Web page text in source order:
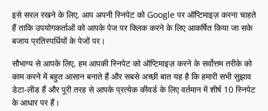
इसे सरल रखने के लिए, आप अपनी स्निपेट को Google पर ऑप्टिमाइज़ करना चाहते
हैं ताकि उपयोगकर्ताओं को आपके पेज पर क्लिक करने के लिए आकर्षित किया जा सके
बजाय प्रतिस्पर्धियों के पेजों पर।
सौभाग्य से आपके लिए, हम आपकी स्निपेट को ऑप्टिमाइज़ करने के सर्वोत्तम तरीके को
काम करने में बहुत आसान बनाते हैं और सबसे अच्छी बात यह है कि हमारी सभी सुझाव
डेटा-लीड हैं और पूरी तरह से आपके प्रत्येक कीवर्ड के लिए वर्तमान में शीर्ष 10 स्निपेट
के आधार पर हैं।